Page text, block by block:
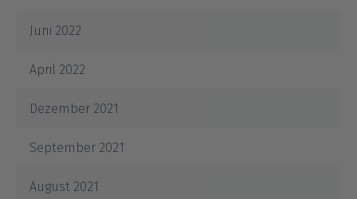
Juni 2022
April 2022
Dezember 2021
September 2021
August 2021